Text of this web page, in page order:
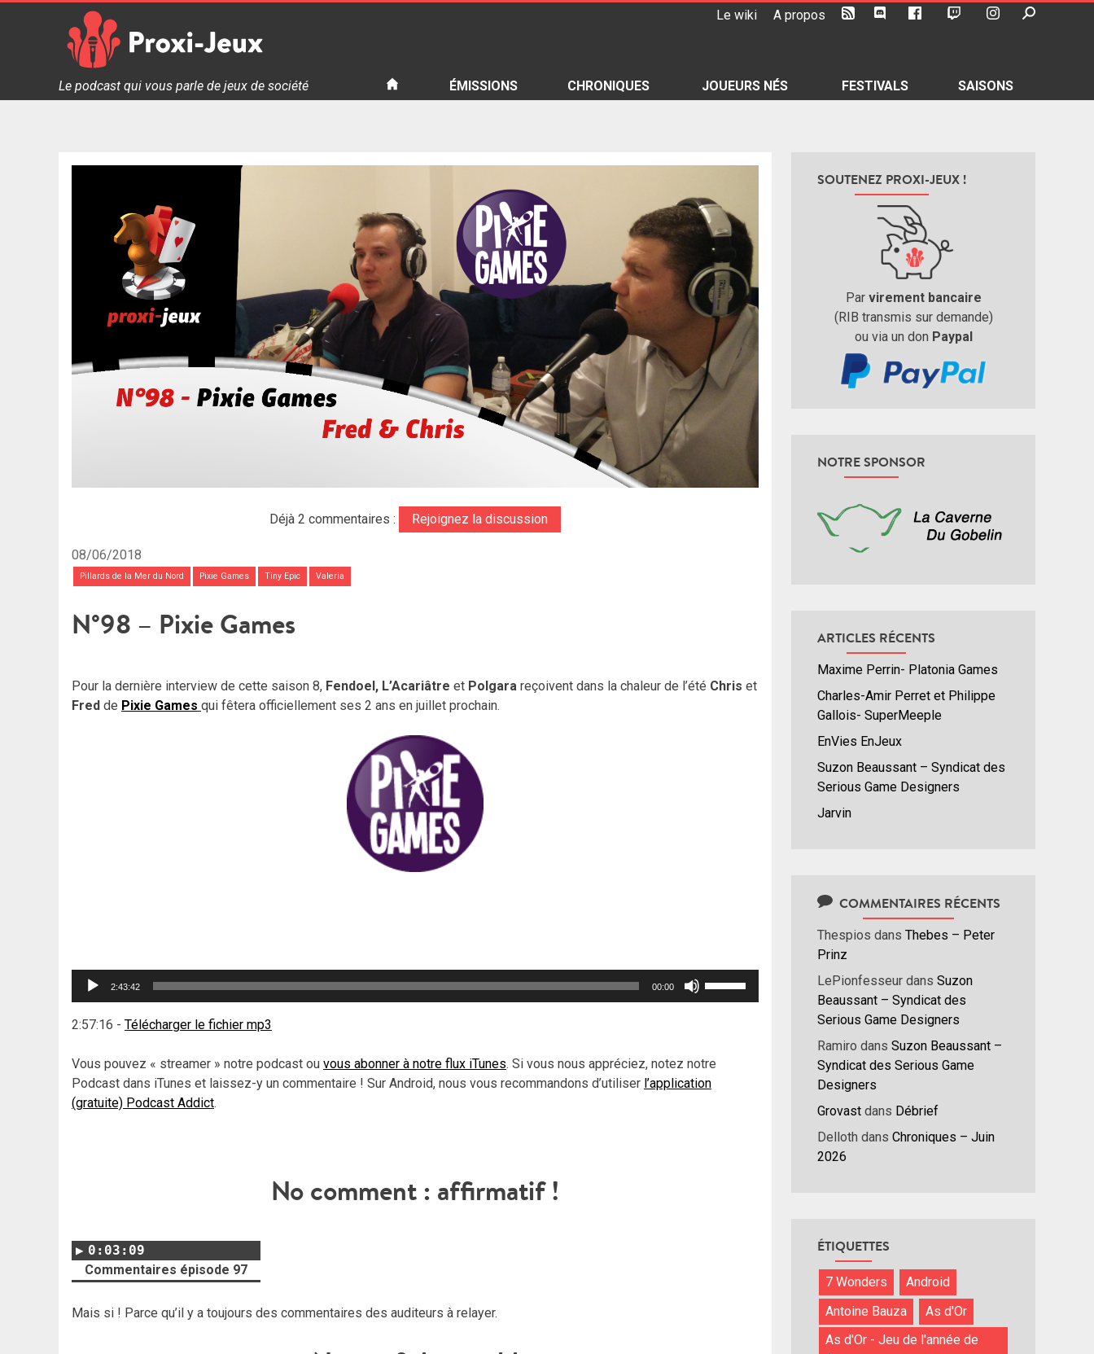
Le wiki A propos
Proxi Jeux - Le podcast qui vous parle de jeux de société
Le podcast qui vous parle de jeux de société ÉMISSIONS CHRONIQUES JOUEURS NÉS FESTIVALS SAISONS
Déjà 2 commentaires : Rejoignez la discussion
08/06/2018
Pillards de la Mer du Nord Pixie Games Tiny Epic Valeria
N°98 – Pixie Games
Pour la dernière interview de cette saison 8, Fendoel, L’Acariâtre et Polgara reçoivent dans la chaleur de l’été Chris et
Fred de Pixie Games qui fêtera officiellement ses 2 ans en juillet prochain.
Lecteur
2:43:42 00:00
2:57:16 - Télécharger le fichier mp3
Vous pouvez « streamer » notre podcast ou vous abonner à notre flux iTunes. Si vous nous appréciez, notez notre
Podcast dans iTunes et laissez-y un commentaire ! Sur Android, nous vous recommandons d’utiliser l’application
(gratuite) Podcast Addict.
No comment : affirmatif !
0:03:09
Commentaires épisode 97
Mais si ! Parce qu’il y a toujours des commentaires des auditeurs à relayer.
SOUTENEZ PROXI-JEUX !
Par virement bancaire
(RIB transmis sur demande)
ou via un don Paypal
NOTRE SPONSOR
ARTICLES RÉCENTS
Maxime Perrin- Platonia Games
Charles-Amir Perret et Philippe
Gallois- SuperMeeple
EnVies EnJeux
Suzon Beaussant – Syndicat des
Serious Game Designers
Jarvin
COMMENTAIRES RÉCENTS
Thespios dans Thebes – Peter
Prinz
LePionfesseur dans Suzon
Beaussant – Syndicat des
Serious Game Designers
Ramiro dans Suzon Beaussant –
Syndicat des Serious Game
Designers
Grovast dans Débrief
Delloth dans Chroniques – Juin
2026
ÉTIQUETTES
7 Wonders
Android
Antoine Bauza
As d'Or
As d'Or - Jeu de l'année de